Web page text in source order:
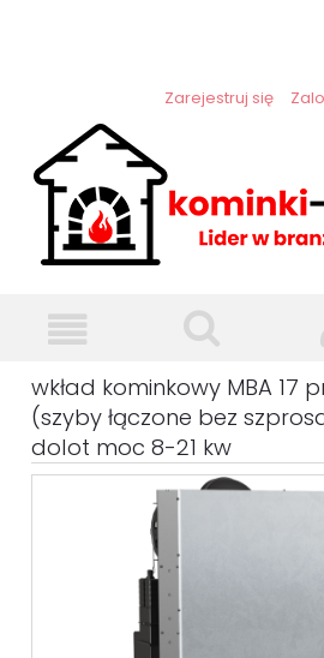
Zarejestruj się
wkład kominkowy MBA 17
(szyby łączone bez
dolot moc 8-21 kw